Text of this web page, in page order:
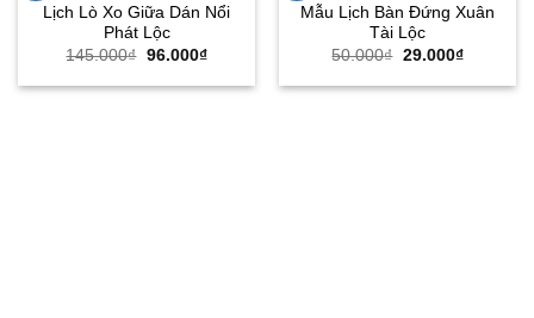
Lịch Lò Xo Giữa Dán Nổi
Phát Lộc
145.000₫ Giá
là:
96.000₫Giá
tại
Mẫu Lịch Bàn Đứng Xuân
Tài Lộc
50.000₫ Giá
là:
29.000₫Giá
tại